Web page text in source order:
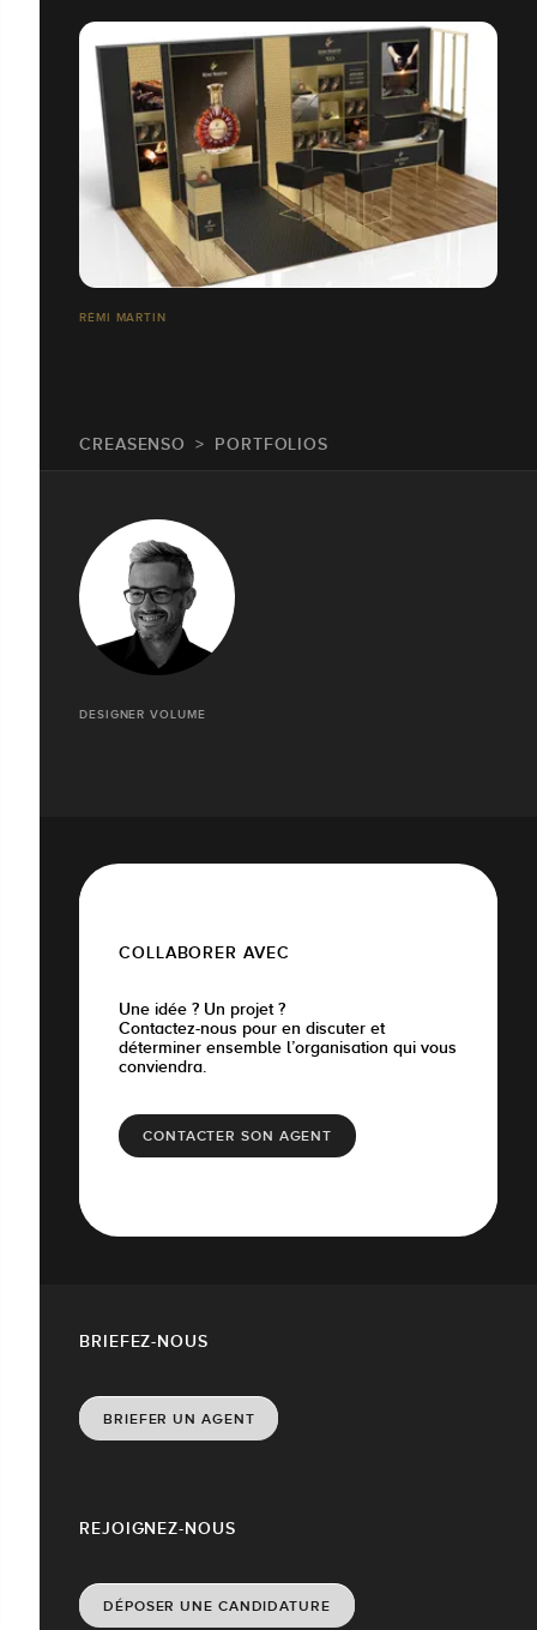
RÉMI MARTIN
CREASENSO PORTFOLIOS
DESIGNER VOLUME
COLLABORER AVEC
Une idée ? Un projet ?
Contactez-nous pour en discuter et
déterminer ensemble l’organisation qui vous
conviendra.
CONTACTER SON AGENT
REJOIGNEZ-NOUS
DÉPOSER UNE CANDIDATURE
BRIEFEZ-NOUS
BRIEFER UN AGENT